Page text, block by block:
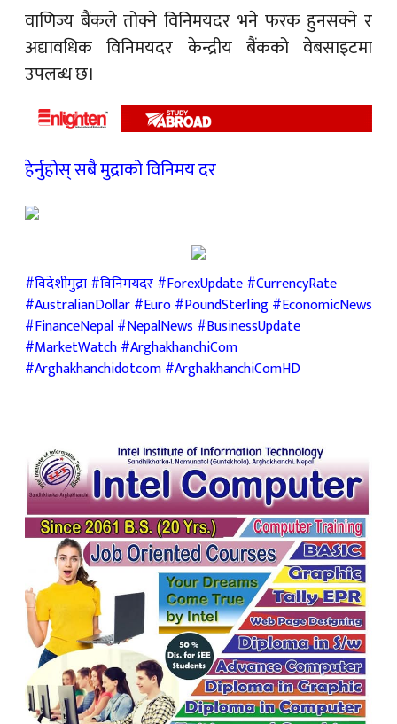
वाणिज्य बैंकले तोक्ने विनिमयदर भने फरक हुनसक्ने र
अद्यावधिक विनिमयदर केन्द्रीय बैंकको वेबसाइटमा
उपलब्ध छ।
हेर्नुहोस् सबै मुद्राको विनिमय दर
#विदेशीमुद्रा #विनिमयदर #ForexUpdate #CurrencyRate
#AustralianDollar #Euro #PoundSterling #EconomicNews
#FinanceNepal #NepalNews #BusinessUpdate
#MarketWatch #ArghakhanchiCom
#Arghakhanchidotcom #ArghakhanchiComHD